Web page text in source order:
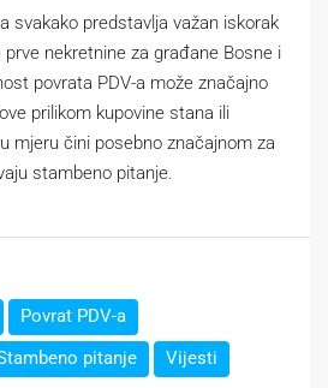
svakako predstavlja važan iskorak
prve nekretnine za građane Bosne i
povrata PDV-a može značajno
prilikom kupovine stana ili
mjeru čini posebno značajnom za
stambeno pitanje.
Povrat PDV-a
pitanje Vijesti